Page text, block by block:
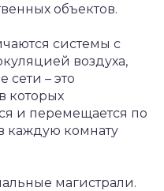
объектов.
системы с
воздуха,
– это
которых
и перемещается по
каждую комнату
магистрали.